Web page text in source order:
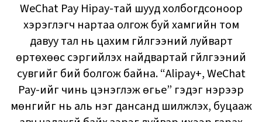
WeChat Pay Hipay-тай шууд холбогдсоноор
хэрэглэгч нартаа олгож буй хамгийн том
давуу тал нь цахим гүйлгээний луйварт
өртөхөөс сэргийлэх найдвартай гүйлгээний
сувгийг бий болгож байна. “Alipay+, WeChat
Pay-ийг чинь цэнэглэж өгье” гэдэг нэрээр
мөнгийг нь аль нэг дансанд шилжүүлэх, буцааж